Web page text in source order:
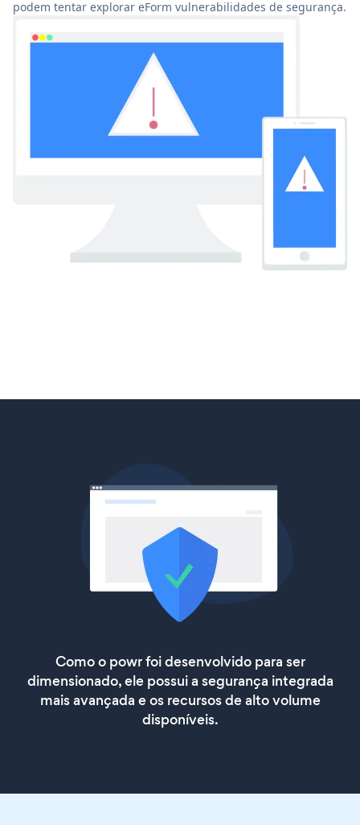
podem tentar explorar eForm vulnerabilidades de segurança.
Como o powr foi desenvolvido para ser
dimensionado, ele possui a segurança integrada
mais avançada e os recursos de alto volume
disponíveis.